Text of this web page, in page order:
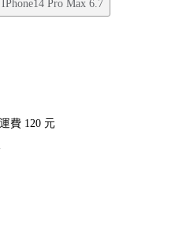
IPhone14 Pro Max 6.7
費 120 元